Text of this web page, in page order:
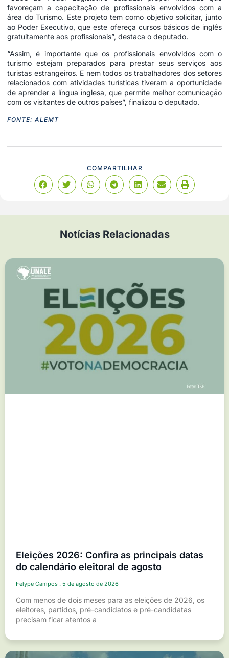
favoreçam a capacitação de profissionais envolvidos com a
área do Turismo. Este projeto tem como objetivo solicitar, junto
ao Poder Executivo, que este ofereça cursos básicos de inglês
gratuitamente aos profissionais”, destaca o deputado.
“Assim, é importante que os profissionais envolvidos com o
turismo estejam preparados para prestar seus serviços aos
turistas estrangeiros. E nem todos os trabalhadores dos setores
relacionados com atividades turísticas tiveram a oportunidade
de aprender a língua inglesa, que permite melhor comunicação
com os visitantes de outros países”, finalizou o deputado.
FONTE: ALEMT
COMPARTILHAR
Notícias Relacionadas
Eleições 2026: Confira as principais datas
do calendário eleitoral de agosto
Felype Campos 5 de agosto de 2026
Com menos de dois meses para as eleições de 2026, os
eleitores, partidos, pré-candidatos e pré-candidatas
precisam ficar atentos a